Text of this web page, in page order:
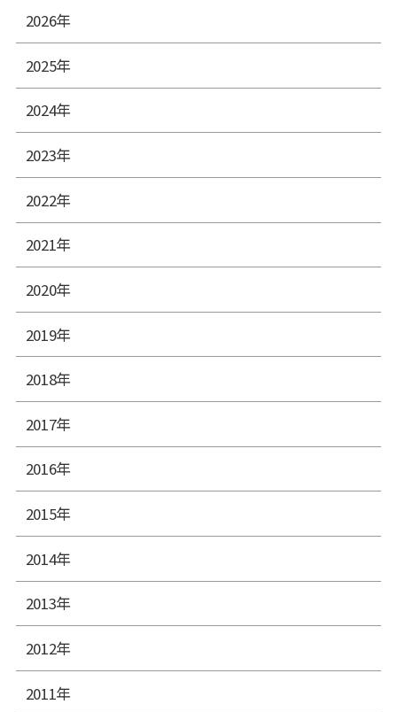
2026年
2025年
2024年
2023年
2022年
2021年
2020年
2019年
2018年
2017年
2016年
2015年
2014年
2013年
2012年
2011年